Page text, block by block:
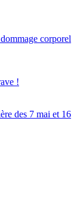
corporel
!
des 7 mai et 16